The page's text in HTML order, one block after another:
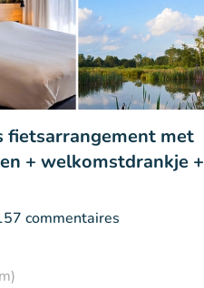
fietsarrangement met
+ welkomstdrankje +
commentaires